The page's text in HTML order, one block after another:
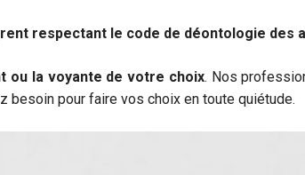
respectant le code de déontologie des
ou la voyante de votre choix. Nos
pour faire vos choix en toute quiétude.